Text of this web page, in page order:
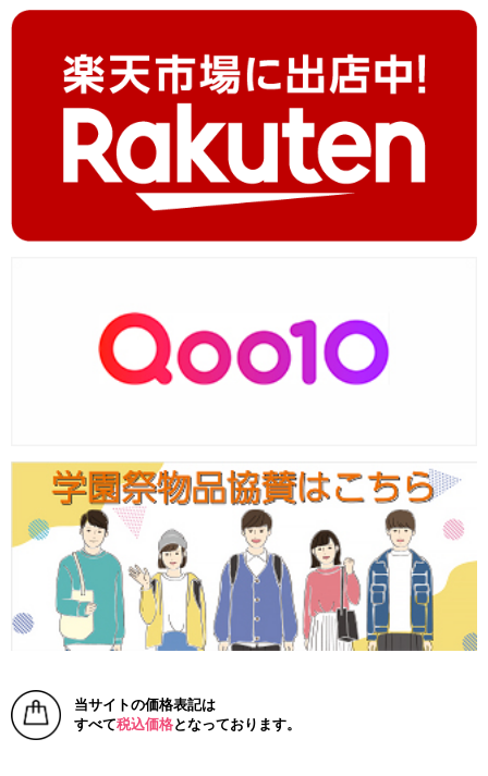
当サイトの価格表記は
すべて税込価格となっております。